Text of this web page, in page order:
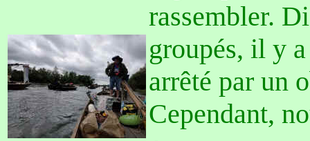
rassembler.
groupés, il y
arrêté par un
Cependant,